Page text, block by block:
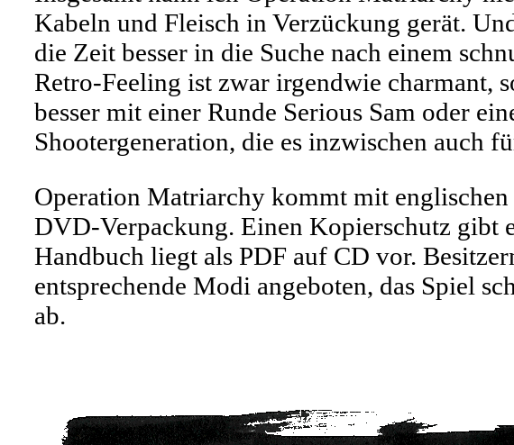
Kabeln und Fleisch in Verzückung gerät.
die Zeit besser in die Suche nach einem
Retro-Feeling ist zwar irgendwie charmant,
besser mit einer Runde Serious Sam oder
Shootergeneration, die es inzwischen auch
Operation Matriarchy kommt mit
DVD-Verpackung. Einen Kopierschutz gibt
Handbuch liegt als PDF auf CD vor.
entsprechende Modi angeboten, das Spiel
ab.